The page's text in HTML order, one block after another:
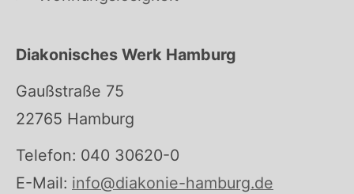
Diakonisches Werk Hamburg
Gaußstraße 75
22765 Hamburg
Telefon: 040 30620-0
E-Mail: info@diakonie-hamburg.de